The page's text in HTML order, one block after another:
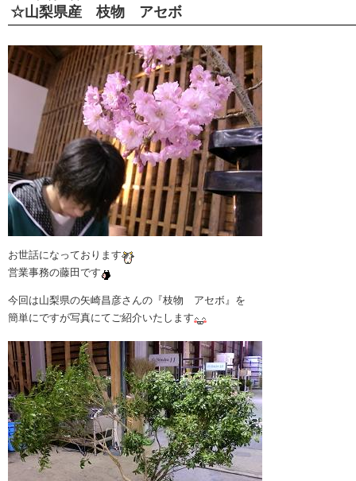
☆山梨県産 枝物 アセボ
お世話になっております
営業事務の藤田です
今回は山梨県の矢崎昌彦さんの『枝物 アセボ』を
簡単にですが写真にてご紹介いたします